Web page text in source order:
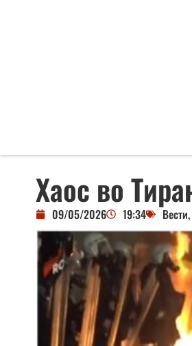
Хаос во
09/05/2026 19:34 Вести,